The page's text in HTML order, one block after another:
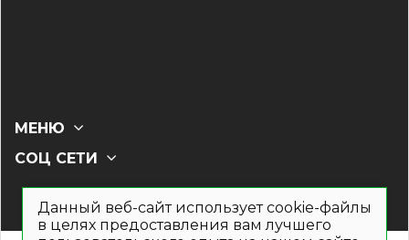
СОЦ СЕТИ
МЕНЮ
Данный веб-сайт использует cookie-файлы
в целях предоставления вам лучшего